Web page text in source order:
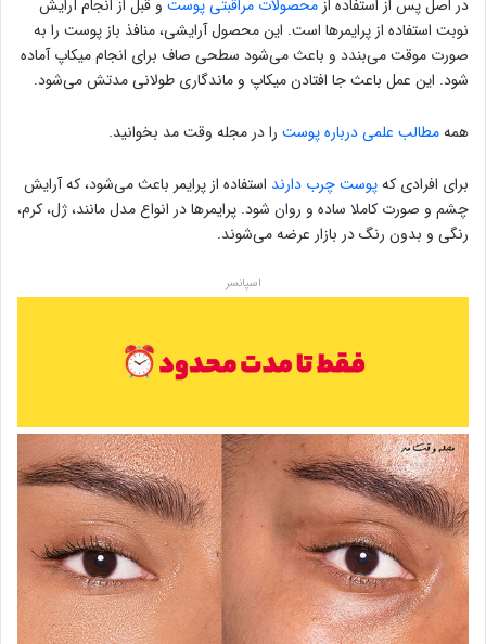
در اصل پس از استفاده از محصولات مراقبتی پوست و قبل از انجام آرایش
نوبت استفاده از پرایمرها است. این محصول آرایشی، منافذ باز پوست را به
صورت موقت می‌بندد و باعث می‌شود سطحی صاف برای انجام میکاپ آماده
شود. این عمل باعث جا افتادن میکاپ و ماندگاری طولانی مدتش می‌شود.
همهمطالب علمی درباره پوست را در مجله وقت مد بخوانید.
برای افرادی کهپوست چرب دارند استفاده از پرایمر باعث می‌شود، که آرایش
چشم و صورت کاملا ساده و روان شود. پرایمرها در انواع مدل مانند، ژل، کرم،
رنگی و بدون رنگ در بازار عرضه می‌شوند.
اسپانسر